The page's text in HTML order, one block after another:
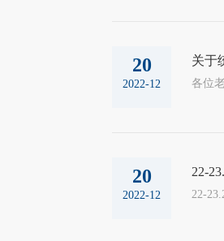
20
2022-12
关于
各位
20
2022-12
22-
22-